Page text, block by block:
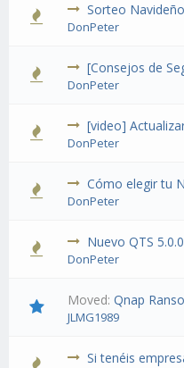
Sorteo
DonPeter
[Consejos de
DonPeter
[video]
DonPeter
Cómo elegir tu
DonPeter
Nuevo QTS
DonPeter
Moved:Qnap
JLMG1989
Si tenéis